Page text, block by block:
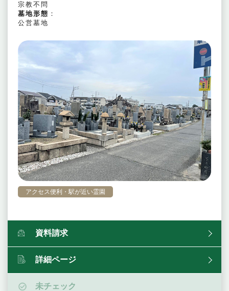
アクセス便利・駅が近い霊園
宗教不問
墓地形態 ：
公営墓地
資料請求
詳細ページ
未チェック